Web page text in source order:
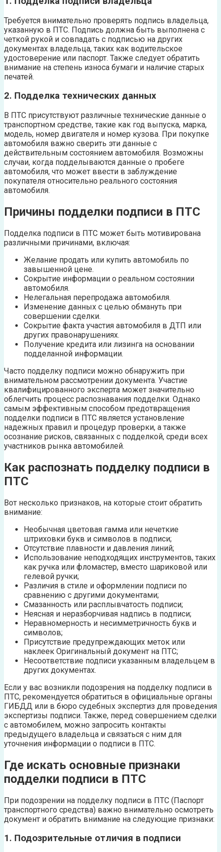
Требуется внимательно проверять подпись владельца,
указанную в ПТС. Подпись должна быть выполнена с
четкой рукой и совпадать с подписью на других
документах владельца, таких как водительское
удостоверение или паспорт. Также следует обратить
внимание на степень износа бумаги и наличие старых
печатей.
2. Подделка технических данных
В ПТС присутствуют различные технические данные о
транспортном средстве, такие как год выпуска, марка,
модель, номер двигателя и номер кузова. При покупке
автомобиля важно сверить эти данные с
действительным состоянием автомобиля. Возможны
случаи, когда подделываются данные о пробеге
автомобиля, что может ввести в заблуждение
покупателя относительно реального состояния
автомобиля.
Причины подделки подписи в ПТС
Подделка подписи в ПТС может быть мотивирована
различными причинами, включая:
Желание продать или купить автомобиль по
завышенной цене.
Сокрытие информации о реальном состоянии
автомобиля.
Нелегальная перепродажа автомобиля.
Изменение данных с целью обмануть при
совершении сделки.
Сокрытие факта участия автомобиля в ДТП или
других правонарушениях.
Получение кредита или лизинга на основании
подделанной информации.
Часто подделку подписи можно обнаружить при
внимательном рассмотрении документа. Участие
квалифицированного эксперта может значительно
облегчить процесс распознавания подделки. Однако
самым эффективным способом предотвращения
подделки подписи в ПТС является установление
надежных правил и процедур проверки, а также
осознание рисков, связанных с подделкой, среди всех
участников рынка автомобилей.
Как распознать подделку подписи в
ПТС
Вот несколько признаков, на которые стоит обратить
внимание:
Необычная цветовая гамма или нечеткие
штриховки букв и символов в подписи;
Отсутствие плавности и давления линий;
Использование неподходящих инструментов, таких
как ручка или фломастер, вместо шариковой или
гелевой ручки;
Различия в стиле и оформлении подписи по
сравнению с другими документами;
Смазанность или расплывчатость подписи;
Неясная и неразборчивая надпись в подписи;
Неравномерность и несимметричность букв и
символов;
Присутствие предупреждающих меток или
наклеек Оригинальный документ на ПТС;
Несоответствие подписи указанным владельцем в
других документах.
Если у вас возникли подозрения на подделку подписи в
ПТС, рекомендуется обратиться в официальные органы
ГИБДД или в бюро судебных экспертиз для проведения
экспертизы подписи. Также, перед совершением сделки
с автомобилем, можно запросить контакты
предыдущего владельца и связаться с ним для
уточнения информации о подписи в ПТС.
Где искать основные признаки
подделки подписи в ПТС
При подозрении на подделку подписи в ПТС (Паспорт
транспортного средства) важно внимательно осмотреть
документ и обратить внимание на следующие признаки:
1. Подозрительные отличия в подписи